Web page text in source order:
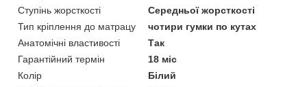
Ступінь жорсткості
Середньої жорсткості
Тип кріплення до матрацу
чотири гумки по кутах
Анатомічні властивості
Так
Гарантійний термін
18 міс
Колір
Білий